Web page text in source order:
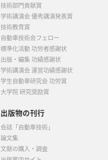
技術部門貢献賞
学術講演会 優秀講演発表賞
技術教育賞
自動車技術会フェロー
標準化活動 功労者感謝状
出版・編集 功績感謝状
学術講演会 運営功績感謝状
学生自動車研究会 功労賞
大学院 研究奨励賞
出版物の刊行
会誌「自動車技術」
論文集
文献の購入・調査